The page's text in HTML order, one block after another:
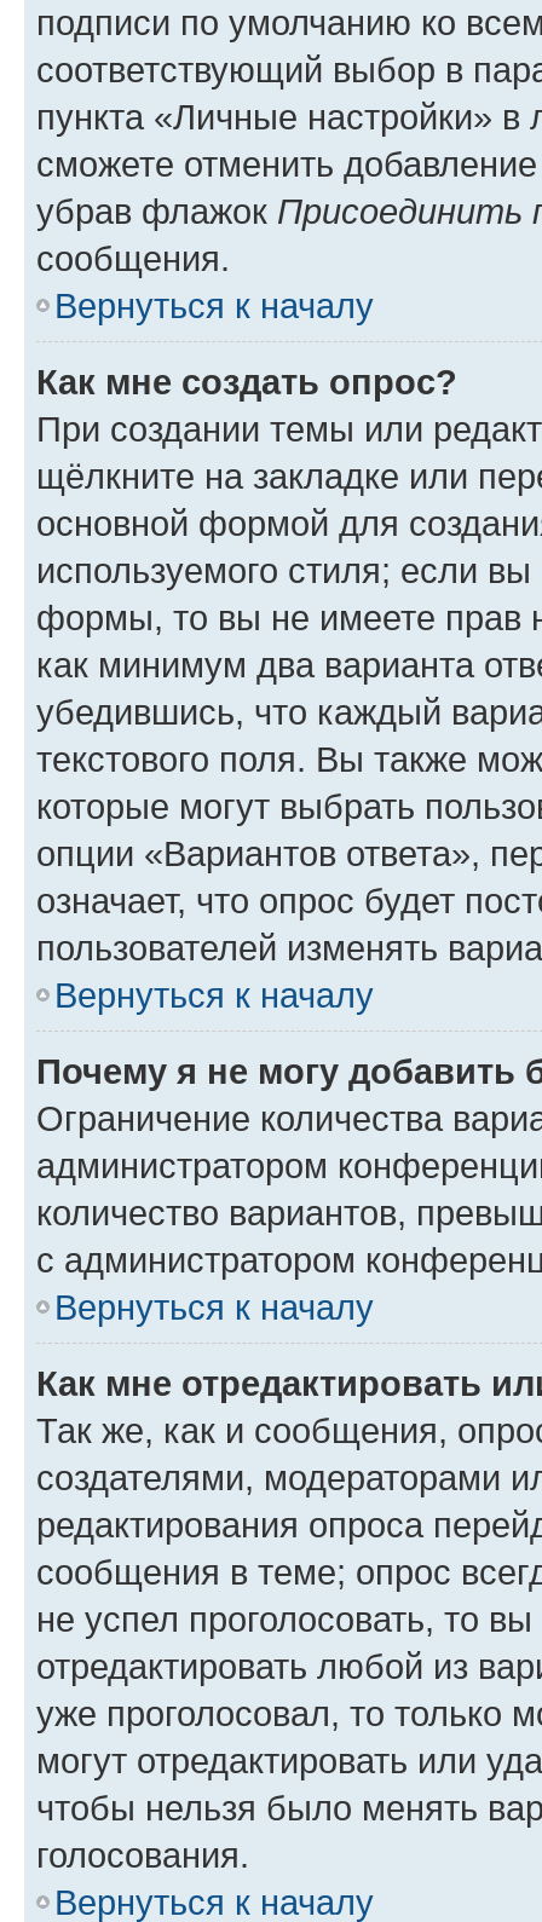
подписи по умолчанию ко
соответствующий выбор в
пункта «Личные настройки»
сможете отменить
убрав флажок Присоединить
сообщения.
Вернуться к началу
Как мне создать опрос?
При создании темы или
щёлкните на закладке или
основной формой для
используемого стиля; если
формы, то вы не имеете прав
как минимум два варианта
убедившись, что каждый
текстового поля. Вы также
которые могут выбрать
опции «Вариантов ответа»,
означает, что опрос будет
пользователей изменять
Вернуться к началу
Почему я не могу добавить
Ограничение количества
администратором
количество вариантов,
с администратором
Вернуться к началу
Как мне отредактировать
Так же, как и сообщения,
создателями, модераторами
редактирования опроса
сообщения в теме; опрос
не успел проголосовать, то
отредактировать любой из
уже проголосовал, то только
могут отредактировать или
чтобы нельзя было менять
голосования.
Вернуться к началу